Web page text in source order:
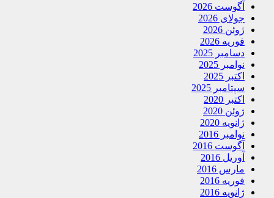
آگوست 2026
جولای 2026
ژوئن 2026
فوریه 2026
دسامبر 2025
نوامبر 2025
اکتبر 2025
سپتامبر 2025
اکتبر 2020
ژوئن 2020
ژانویه 2020
نوامبر 2016
آگوست 2016
آوریل 2016
مارس 2016
فوریه 2016
ژانویه 2016